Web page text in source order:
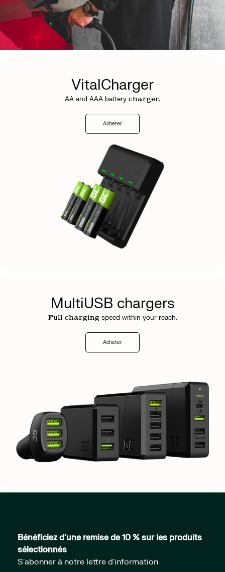
VitalCharger
AA and AAA battery charger.
Acheter
MultiUSB chargers
Full charging speed within your reach.
Acheter
Bénéficiez d'une remise de 10 % sur les produits
sélectionnés
S'abonner à notre lettre d'information